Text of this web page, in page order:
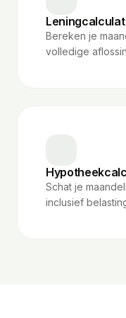
Bereken je
volledige
Schat je
inclusief